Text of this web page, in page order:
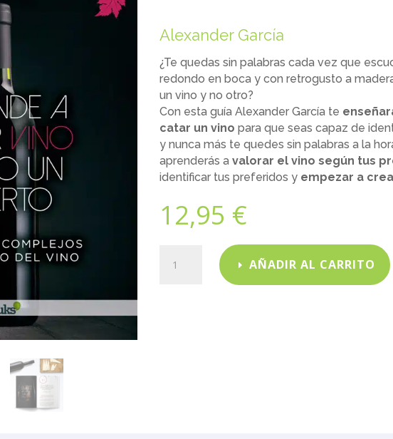
Alexander García
¿Te quedas sin palabras cada vez que
redondo en boca y con retrogusto a
un vino y no otro?
Con esta guía Alexander García te
catar un vino para que seas capaz de
y nunca más te quedes sin palabras a la
aprenderás a valorar el vino según tus
identificar tus preferidos y empezar a
12,95 €
AÑADIR AL CARRITO